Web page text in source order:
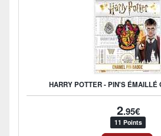
HARRY POTTER - PIN'S ÉMAILLÉ
2.95€
11 Points